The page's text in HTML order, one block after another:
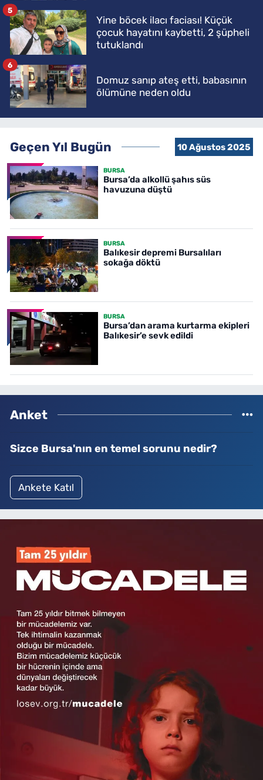
Yine böcek ilacı faciası! Küçük
çocuk hayatını kaybetti, 2 şüpheli
tutuklandı
5
Domuz sanıp ateş etti, babasının
ölümüne neden oldu
6
Geçen Yıl Bugün 10 Ağustos 2025
BURSA
Bursa’da alkollü şahıs süs
havuzuna düştü
BURSA
Balıkesir depremi Bursalıları
sokağa döktü
BURSA
Bursa’dan arama kurtarma ekipleri
Balıkesir’e sevk edildi
Anket
Sizce Bursa'nın en temel sorunu nedir?
Ankete Katıl